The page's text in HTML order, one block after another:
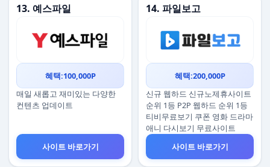
13. 예스파일
혜택:100,000P
매일 새롭고 재미있는 다양한
컨텐츠 업데이트
사이트 바로가기
14. 파일보고
혜택:200,000P
신규 웹하드 신규노제휴사이트
순위 1등 P2P 웹하드 순위 1등
티비무료보기 쿠폰 영화 드라마
애니 다시보기 무료사이트
사이트 바로가기